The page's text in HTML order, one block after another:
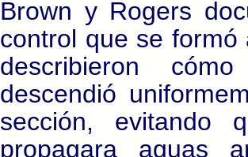
Brown y Rogers
control que se
describieron
descendió
sección, evitando
propagara aguas